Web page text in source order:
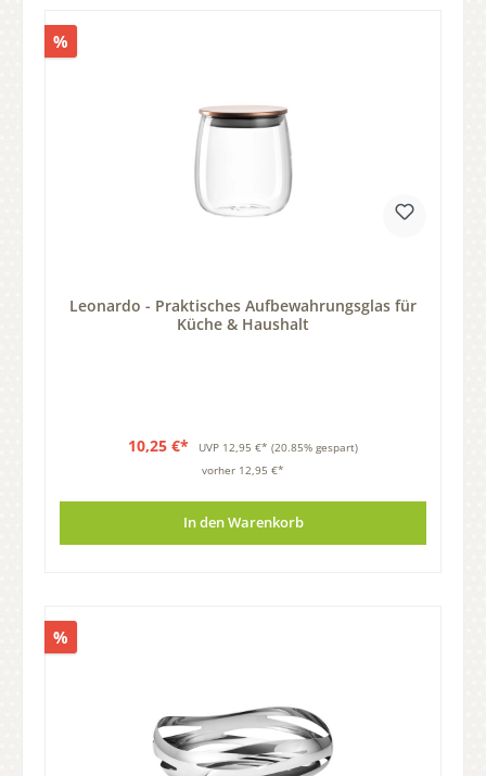
%
Leonardo - Praktisches Aufbewahrungsglas für
Küche & Haushalt
10,25 €* UVP 12,95 €* (20.85% gespart)
vorher 12,95 €*
In den Warenkorb
%